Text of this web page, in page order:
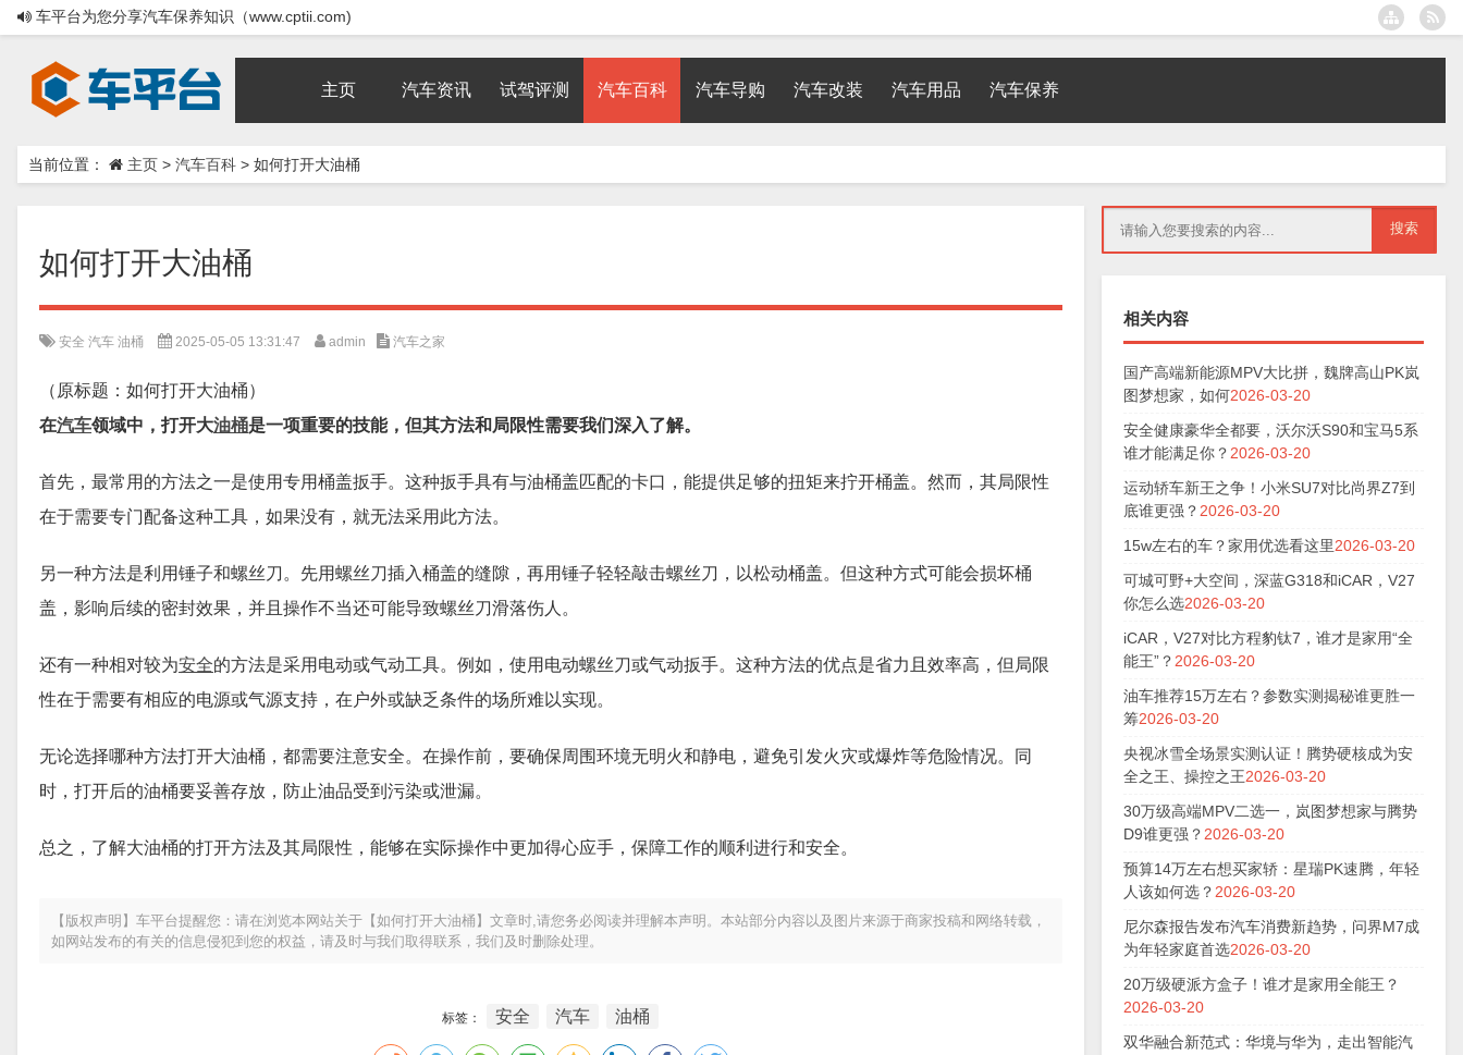
车平台为您分享汽车保养知识（www.cptii.com)
主页 汽车资讯 试驾评测 汽车百科 汽车导购 汽车改装 汽车用品 汽车保养
当前位置： 主页 > 汽车百科 > 如何打开大油桶
如何打开大油桶
安全 汽车 油桶 2025-05-05 13:31:47 admin 汽车之家
（原标题：如何打开大油桶）
在汽车领域中，打开大油桶是一项重要的技能，但其方法和局限性需要我们深入了解。
首先，最常用的方法之一是使用专用桶盖扳手。这种扳手具有与油桶盖匹配的卡口，能提供足够的扭矩来拧开桶盖。然而，其局限性
在于需要专门配备这种工具，如果没有，就无法采用此方法。
另一种方法是利用锤子和螺丝刀。先用螺丝刀插入桶盖的缝隙，再用锤子轻轻敲击螺丝刀，以松动桶盖。但这种方式可能会损坏桶
盖，影响后续的密封效果，并且操作不当还可能导致螺丝刀滑落伤人。
还有一种相对较为安全的方法是采用电动或气动工具。例如，使用电动螺丝刀或气动扳手。这种方法的优点是省力且效率高，但局限
性在于需要有相应的电源或气源支持，在户外或缺乏条件的场所难以实现。
无论选择哪种方法打开大油桶，都需要注意安全。在操作前，要确保周围环境无明火和静电，避免引发火灾或爆炸等危险情况。同
时，打开后的油桶要妥善存放，防止油品受到污染或泄漏。
总之，了解大油桶的打开方法及其局限性，能够在实际操作中更加得心应手，保障工作的顺利进行和安全。
【版权声明】车平台提醒您：请在浏览本网站关于【如何打开大油桶】文章时,请您务必阅读并理解本声明。本站部分内容以及图片来源于商家投稿和网络转载，
如网站发布的有关的信息侵犯到您的权益，请及时与我们取得联系，我们及时删除处理。
标签： 安全 汽车 油桶
相关内容
国产高端新能源MPV大比拼，魏牌高山PK岚
图梦想家，如何2026-03-20
安全健康豪华全都要，沃尔沃S90和宝马5系
谁才能满足你？ 2026-03-20
运动轿车新王之争！小米SU7对比尚界Z7到
底谁更强？ 2026-03-20
15w左右的车？家用优选看这里2026-03-20
可城可野+大空间，深蓝G318和iCAR，V27
你怎么选2026-03-20
iCAR，V27对比方程豹钛7，谁才是家用“全
能王”？ 2026-03-20
油车推荐15万左右？参数实测揭秘谁更胜一
筹2026-03-20
央视冰雪全场景实测认证！腾势硬核成为安
全之王、操控之王2026-03-20
30万级高端MPV二选一，岚图梦想家与腾势
D9谁更强？ 2026-03-20
预算14万左右想买家轿：星瑞PK速腾，年轻
人该如何选？ 2026-03-20
尼尔森报告发布汽车消费新趋势，问界M7成
为年轻家庭首选2026-03-20
20万级硬派方盒子！谁才是家用全能王？
2026-03-20
双华融合新范式：华境与华为，走出智能汽